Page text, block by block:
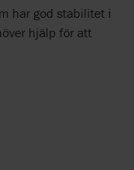
har god stabilitet i
hjälp för att